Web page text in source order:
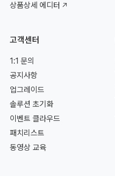
상품상세 에디터
고객센터
1:1 문의
공지사항
업그레이드
솔루션 초기화
이벤트 클라우드
패치리스트
동영상 교육